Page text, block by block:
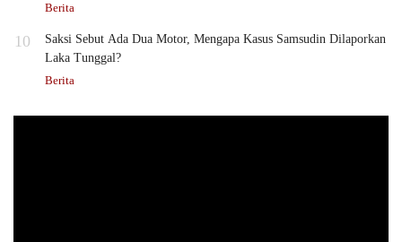
Berita
10
Saksi Sebut Ada Dua Motor, Mengapa Kasus Samsudin Dilaporkan
Laka Tunggal?
Berita